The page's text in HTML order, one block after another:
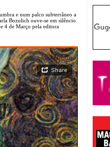
e num palco subterrâneo a
Bozulich ouve-se em silêncio.
4 de Março pela editora